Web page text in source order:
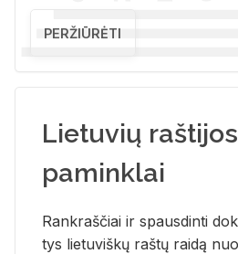
PERŽIŪRĖTI
Lietuvių raštijos
paminklai
Rank­raš­čiai ir spaus­din­ti
tys lie­tu­viš­kų raš­tų rai­dą